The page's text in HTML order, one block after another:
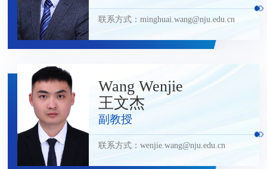
联系方式：minghuai.wang@nju.edu.cn
Wang Wenjie
王文杰
副教授
联系方式：wenjie.wang@nju.edu.cn